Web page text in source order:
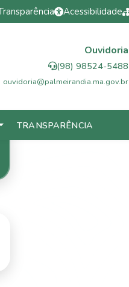
Acessibilidade
Ouvidoria
(98) 98524-5488
ouvidoria@palmeirandia.ma.gov.br
TRANSPARÊNCIA